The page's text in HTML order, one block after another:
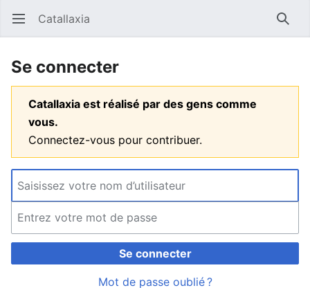
Ouvrir le menu principal Catallaxia
Se connecter
Catallaxia est réalisé par des gens comme
vous.
Connectez-vous pour contribuer.
Se connecter
Mot de passe oublié ?